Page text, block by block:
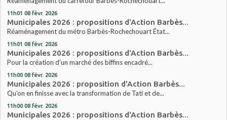
11h01 08 févr. 2026
Municipales 2026 : propositions d'Action Barbès...
Réaménagement du métro Barbès-Rochechouart État...
11h01 08 févr. 2026
Municipales 2026 : propositions d'Action Barbès...
Pour la création d’un marché des biffins encadré...
11h00 08 févr. 2026
Municipales 2026 : proposition d'Action Barbès...
Qu’on en finisse avec la transformation de Tati et de...
11h00 08 févr. 2026
Municipales 2026 : propositions d'Action Barbès...